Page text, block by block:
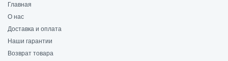
Главная
О нас
Доставка и оплата
Наши гарантии
Возврат товара